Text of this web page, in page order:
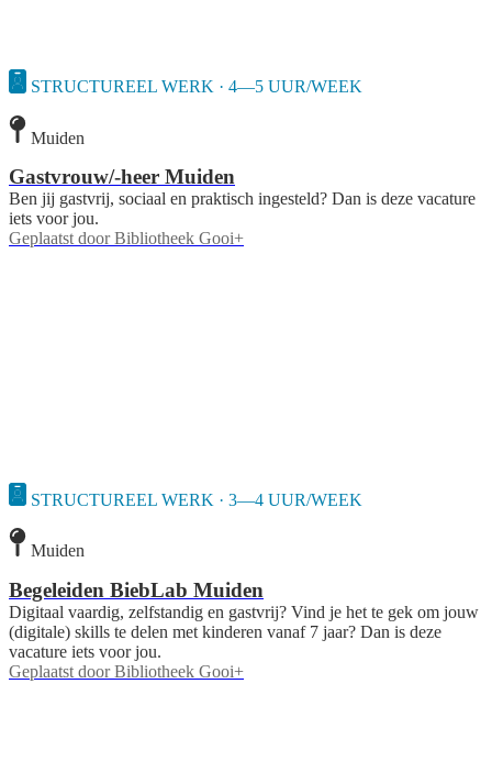
STRUCTUREEL WERK · 4—5 UUR/WEEK
Muiden
Gastvrouw/-heer Muiden
Ben jij gastvrij, sociaal en praktisch ingesteld? Dan is deze vacature
iets voor jou.
Geplaatst door Bibliotheek Gooi+
STRUCTUREEL WERK · 3—4 UUR/WEEK
Muiden
Begeleiden BiebLab Muiden
Digitaal vaardig, zelfstandig en gastvrij? Vind je het te gek om jouw
(digitale) skills te delen met kinderen vanaf 7 jaar? Dan is deze
vacature iets voor jou.
Geplaatst door Bibliotheek Gooi+